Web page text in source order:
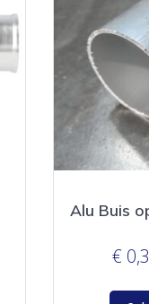
Alu Buis
€